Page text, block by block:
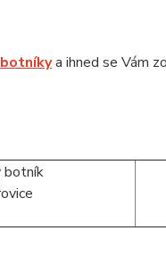
botníkya ihned se Vám